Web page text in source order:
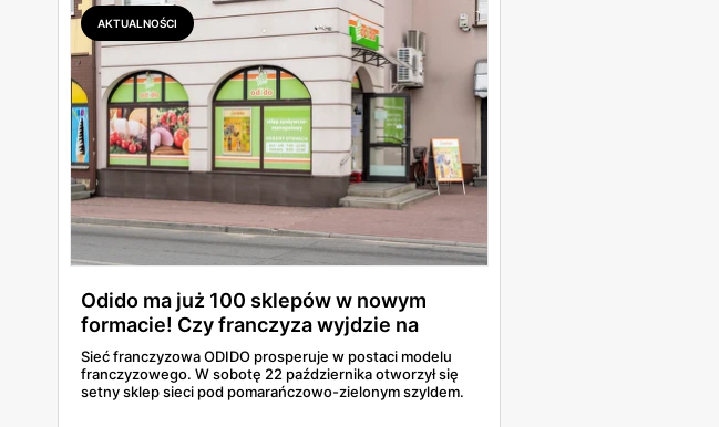
AKTUALNOŚCI
Odido ma już 100 sklepów w nowym
formacie! Czy franczyza wyjdzie na
prowadzenie?
Sieć franczyzowa ODIDO prosperuje w postaci modelu
franczyzowego. W sobotę 22 października otworzył się
setny sklep sieci pod pomarańczowo-zielonym szyldem.